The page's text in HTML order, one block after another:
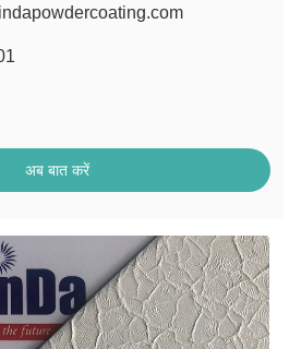
अब बात करें